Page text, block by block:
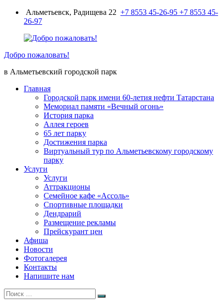
ПерейтиАльметьевск, Радищева 22 +7 8553 45-26-95 +7 8553 45-
26-97
Добро пожаловать!
в Альметьевский городской парк
Главная
Городской парк имени 60-летия нефти Татарстана
Мемориал памяти «Вечный огонь»
История парка
Аллея героев
65 лет парку
Достижения парка
Виртуальный тур по Альметьевскому городскому
парку
Услуги
Услуги
Аттракционы
Семейное кафе «Ассоль»
Спортивные площадки
Дендрарий
Размещение рекламы
Прейскурант цен
Афиша
Новости
Фотогалерея
Контакты
Напишите нам
Искать:
Поиск